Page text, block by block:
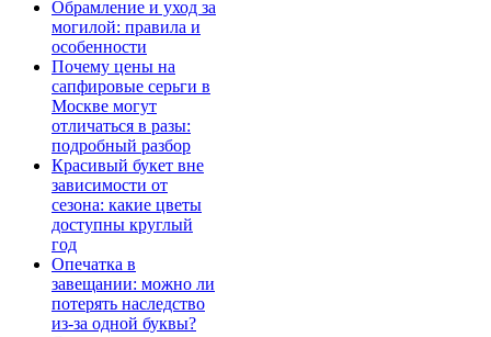
Обрамление и уход за
могилой: правила и
особенности
Почему цены на
сапфировые серьги в
Москве могут
отличаться в разы:
подробный разбор
Красивый букет вне
зависимости от
сезона: какие цветы
доступны круглый
год
Опечатка в
завещании: можно ли
потерять наследство
из-за одной буквы?